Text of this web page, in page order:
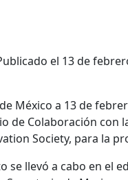
el 13 de
México a 13 de
de Colaboración con
Society, para la
se llevó a cabo en el